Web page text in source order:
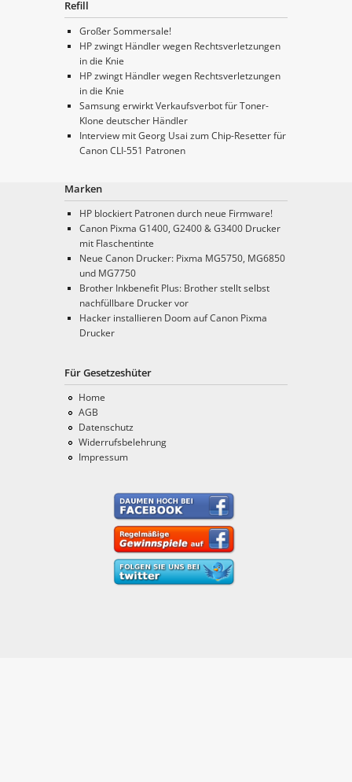
Refill
Großer Sommersale!
HP zwingt Händler wegen Rechtsverletzungen
in die Knie
HP zwingt Händler wegen Rechtsverletzungen
in die Knie
Samsung erwirkt Verkaufsverbot für Toner-
Klone deutscher Händler
Interview mit Georg Usai zum Chip-Resetter für
Canon CLI-551 Patronen
Marken
HP blockiert Patronen durch neue Firmware!
Canon Pixma G1400, G2400 & G3400 Drucker
mit Flaschentinte
Neue Canon Drucker: Pixma MG5750, MG6850
und MG7750
Brother Inkbenefit Plus: Brother stellt selbst
nachfüllbare Drucker vor
Hacker installieren Doom auf Canon Pixma
Drucker
Für Gesetzeshüter
Home
AGB
Datenschutz
Widerrufsbelehrung
Impressum